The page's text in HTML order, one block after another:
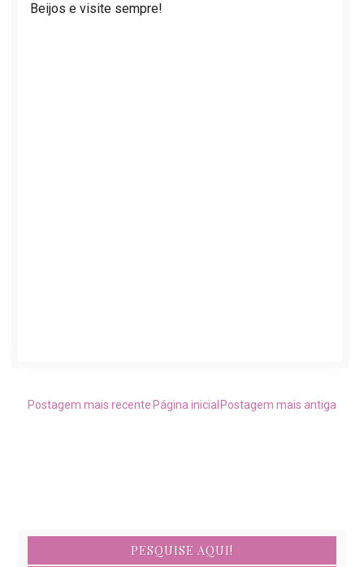
Beijos e visite sempre!
Postagem mais recente Postagem mais antiga
Página inicial
PESQUISE AQUI!